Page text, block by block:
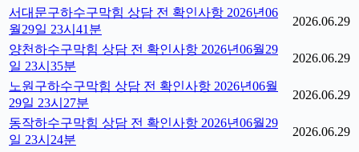
서대문구하수구막힘 상담 전 확인사항 2026년06
월29일 23시41분
2026.06.29
양천하수구막힘 상담 전 확인사항 2026년06월29
일 23시35분
2026.06.29
노원구하수구막힘 상담 전 확인사항 2026년06월
29일 23시27분
2026.06.29
동작하수구막힘 상담 전 확인사항 2026년06월29
일 23시24분
2026.06.29